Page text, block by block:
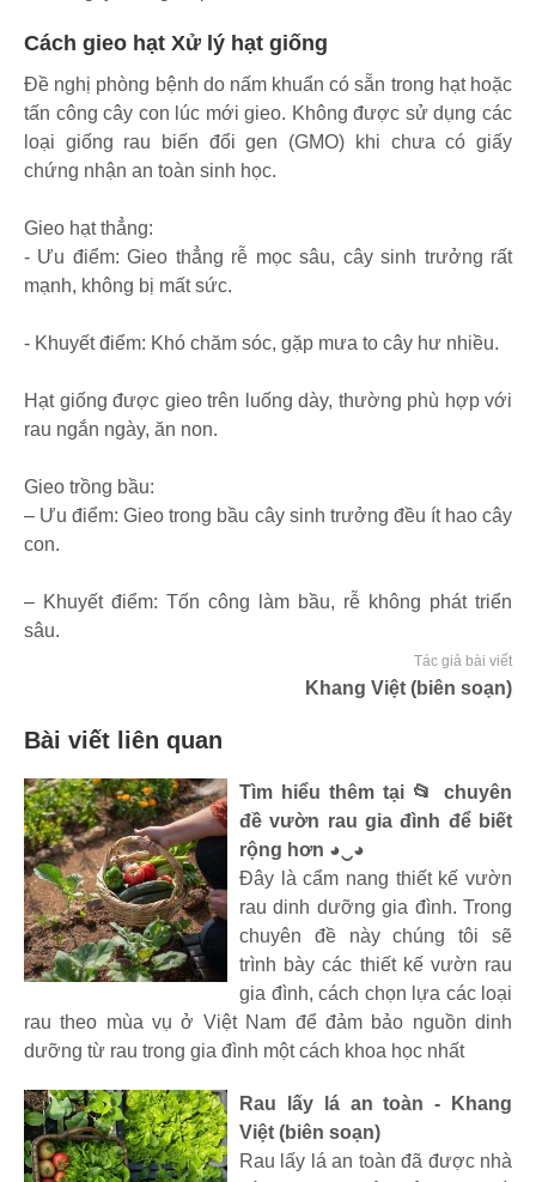
Cách gieo hạt Xử lý hạt giống
Đề nghị phòng bệnh do nấm khuẩn có sẵn trong hạt hoặc
tấn công cây con lúc mới gieo. Không được sử dụng các
loại giống rau biến đổi gen (GMO) khi chưa có giấy
chứng nhận an toàn sinh học.
Gieo hạt thẳng:
- Ưu điểm: Gieo thẳng rễ mọc sâu, cây sinh trưởng rất
mạnh, không bị mất sức.
- Khuyết điểm: Khó chăm sóc, gặp mưa to cây hư nhiều.
Hạt giống được gieo trên luống dày, thường phù hợp với
rau ngắn ngày, ăn non.
Gieo trồng bầu:
– Ưu điểm: Gieo trong bầu cây sinh trưởng đều ít hao cây
con.
– Khuyết điểm: Tốn công làm bầu, rễ không phát triển
sâu.
Tác giả bài viết
Khang Việt (biên soạn)
Bài viết liên quan
Tìm hiểu thêm tại 📂 chuyên
đề vườn rau gia đình để biết
rộng hơn ◕‿◕
Đây là cẩm nang thiết kế vườn
rau dinh dưỡng gia đình. Trong
chuyên đề này chúng tôi sẽ
trình bày các thiết kế vườn rau
gia đình, cách chọn lựa các loại
rau theo mùa vụ ở Việt Nam để đảm bảo nguồn dinh
dưỡng từ rau trong gia đình một cách khoa học nhất
Rau lấy lá an toàn - Khang
Việt (biên soạn)
Rau lấy lá an toàn đã được nhà